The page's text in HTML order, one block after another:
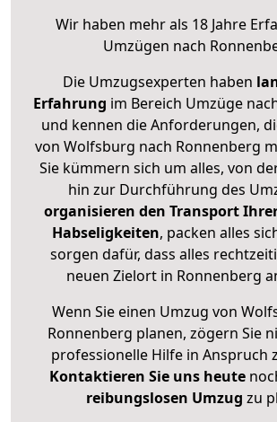
Wir haben mehr als 18 Jahre
Umzügen nach
Die Umzugsexperten haben
Erfahrung im Bereich Umzüge
und kennen die Anforderungen,
von Wolfsburg nach Ronnenberg
Sie kümmern sich um alles, von
hin zur Durchführung des
organisieren den Transport
Habseligkeiten, packen alles
sorgen dafür, dass alles
neuen Zielort in Ronnenberg
Wenn Sie einen Umzug von
Ronnenberg planen, zögern Sie
professionelle Hilfe in Anspruch
Kontaktieren Sie uns heute
reibungslosen Umzug zu